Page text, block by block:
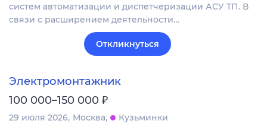
систем автоматизации и диспетчеризации АСУ ТП. В
связи с расширением деятельности…
Откликнуться
Электромонтажник
100 000–150 000 ₽
29 июля 2026 Москва
Кузьминки